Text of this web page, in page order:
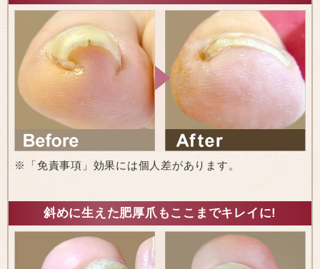
※「免責事項」効果には個人差があります。
斜めに生えた肥厚爪もここまでキレイに!